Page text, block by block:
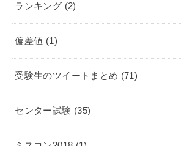
ランキング (2)
偏差値 (1)
受験生のツイートまとめ (71)
センター試験 (35)